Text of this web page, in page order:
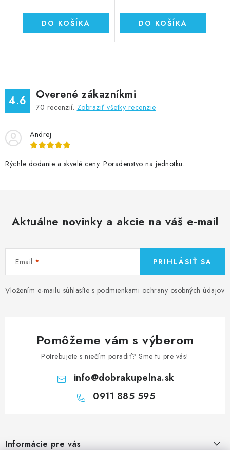
DO KOŠÍKA DO KOŠÍKA
4.6 Overené zákazníkmi
70 recenzií. Zobraziť všetky recenzie
Andrej
Rýchle dodanie a skvelé ceny. Poradenstvo na jednotku.
Aktuálne novinky a akcie na váš e-mail
Email
Vložením e-mailu súhlasíte s podmienkami ochrany osobných údajov
PRIHLÁSIŤ SA
Pomôžeme vám s výberom
Potrebujete s niečím poradiť? Sme tu pre vás!
info@dobrakupelna.sk
0911 885 595
Informácie pre vás